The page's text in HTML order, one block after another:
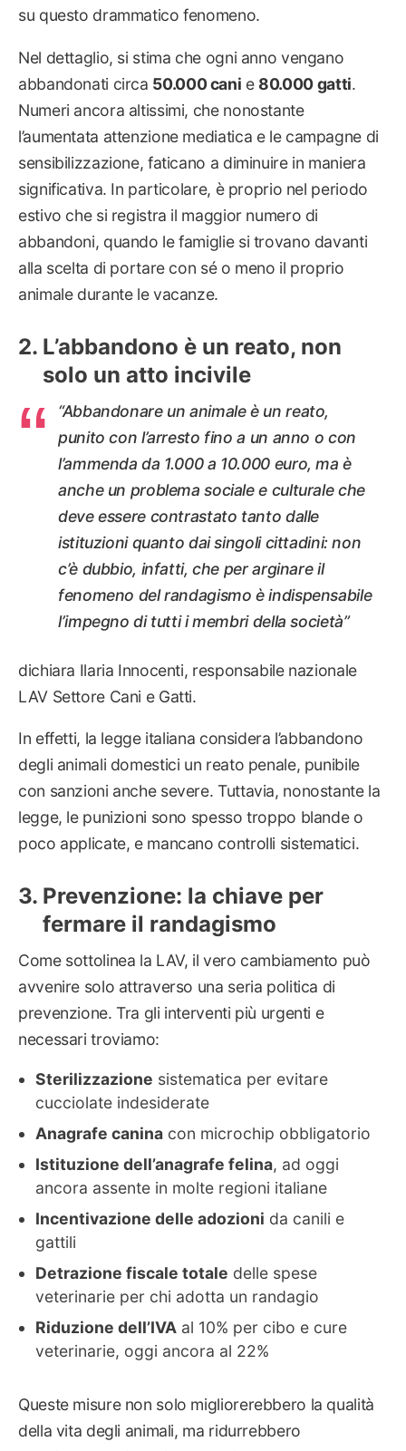
su questo drammatico fenomeno.
Nel dettaglio, si stima che ogni anno vengano
abbandonati circa 50.000 cani e 80.000 gatti.
Numeri ancora altissimi, che nonostante
l’aumentata attenzione mediatica e le campagne di
sensibilizzazione, faticano a diminuire in maniera
significativa. In particolare, è proprio nel periodo
estivo che si registra il maggior numero di
abbandoni, quando le famiglie si trovano davanti
alla scelta di portare con sé o meno il proprio
animale durante le vacanze.
L’abbandono è un reato, non
solo un atto incivile
“Abbandonare un animale è un reato,
punito con l’arresto fino a un anno o con
l’ammenda da 1.000 a 10.000 euro, ma è
anche un problema sociale e culturale che
deve essere contrastato tanto dalle
istituzioni quanto dai singoli cittadini: non
c’è dubbio, infatti, che per arginare il
fenomeno del randagismo è indispensabile
l’impegno di tutti i membri della società”
dichiara Ilaria Innocenti, responsabile nazionale
LAV Settore Cani e Gatti.
In effetti, la legge italiana considera l’abbandono
degli animali domestici un reato penale, punibile
con sanzioni anche severe. Tuttavia, nonostante la
legge, le punizioni sono spesso troppo blande o
poco applicate, e mancano controlli sistematici.
Prevenzione: la chiave per
fermare il randagismo
Come sottolinea la LAV, il vero cambiamento può
avvenire solo attraverso una seria politica di
prevenzione. Tra gli interventi più urgenti e
necessari troviamo:
Sterilizzazione sistematica per evitare
cucciolate indesiderate
Anagrafe canina con microchip obbligatorio
Istituzione dell’anagrafe felina, ad oggi
ancora assente in molte regioni italiane
Incentivazione delle adozioni da canili e
gattili
Detrazione fiscale totale delle spese
veterinarie per chi adotta un randagio
Riduzione dell’IVA al 10% per cibo e cure
veterinarie, oggi ancora al 22%
Queste misure non solo migliorerebbero la qualità
della vita degli animali, ma ridurrebbero